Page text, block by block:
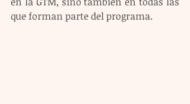
que forman parte del programa.